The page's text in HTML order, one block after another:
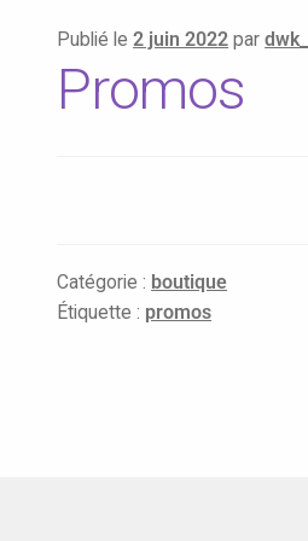
Publié le2 juin 2022 par
Promos
Catégorie : boutique
Étiquette : promos